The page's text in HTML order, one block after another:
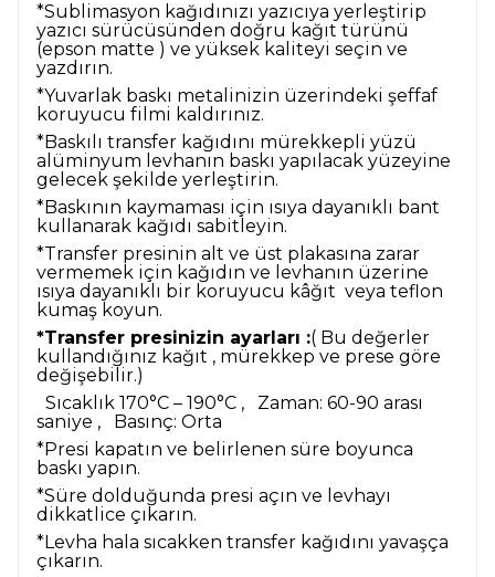
*Sublimasyon kağıdınızı yazıcıya yerleştirip
yazıcı sürücüsünden doğru kağıt türünü
(epson matte ) ve yüksek kaliteyi seçin ve
yazdırın.
*Yuvarlak baskı metalinizin üzerindeki şeffaf
koruyucu filmi kaldırınız.
*Baskılı transfer kağıdını mürekkepli yüzü
alüminyum levhanın baskı yapılacak yüzeyine
gelecek şekilde yerleştirin.
*Baskının kaymaması için ısıya dayanıklı bant
kullanarak kağıdı sabitleyin.
*Transfer presinin alt ve üst plakasına zarar
vermemek için kağıdın ve levhanın üzerine
ısıya dayanıklı bir koruyucu kâğıt veya teflon
kumaş koyun.
*Transfer presinizin ayarları :( Bu değerler
kullandığınız kağıt , mürekkep ve prese göre
değişebilir.)
Sıcaklık 170°C – 190°C , Zaman: 60-90 arası
saniye ,
Basınç: Orta
*Presi kapatın ve belirlenen süre boyunca
baskı yapın.
*Süre dolduğunda presi açın ve levhayı
dikkatlice çıkarın.
*Levha hala sıcakken transfer kağıdını yavaşça
çıkarın.